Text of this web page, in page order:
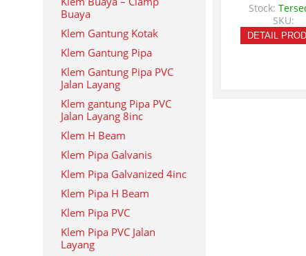
Stock:
SKU:
DETAIL
Buaya
Klem Gantung Kotak
Klem Gantung Pipa
Klem Gantung Pipa PVC
Jalan Layang
Klem gantung Pipa PVC
Jalan Layang 8inc
Klem H Beam
Klem Pipa Galvanis
Klem Pipa Galvanized 4inc
Klem Pipa H Beam
Klem Pipa PVC
Klem Pipa PVC Jalan
Layang